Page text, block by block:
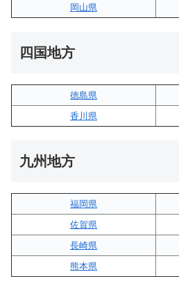
岡山県
四国地方
徳島県
香川県
九州地方
福岡県
佐賀県
長崎県
熊本県